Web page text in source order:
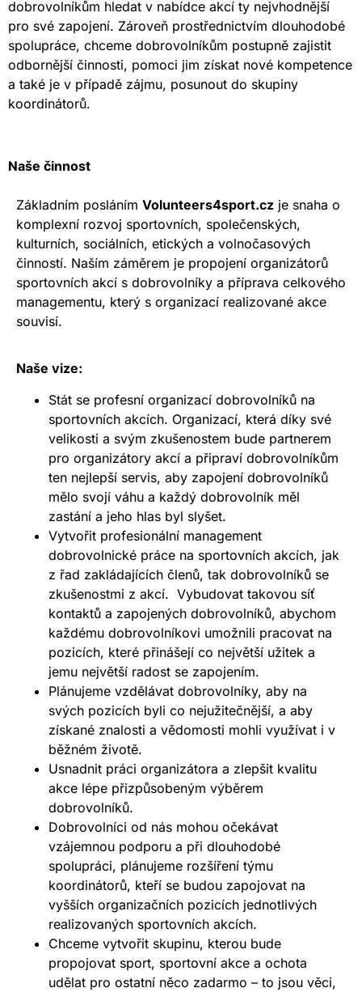
dobrovolníkům hledat v nabídce akcí ty nejvhodnější
pro své zapojení. Zároveň prostřednictvím dlouhodobé
spolupráce, chceme dobrovolníkům postupně zajistit
odbornější činnosti, pomoci jim získat nové kompetence
a také je v případě zájmu, posunout do skupiny
koordinátorů.
Naše činnost
Základním posláním Volunteers4sport.cz je snaha o
komplexní rozvoj sportovních, společenských,
kulturních, sociálních, etických a volnočasových
činností. Naším záměrem je propojení organizátorů
sportovních akcí s dobrovolníky a příprava celkového
managementu, který s organizací realizované akce
souvisí.
Naše vize:
Stát se profesní organizací dobrovolníků na
sportovních akcích. Organizací, která díky své
velikosti a svým zkušenostem bude partnerem
pro organizátory akcí a připraví dobrovolníkům
ten nejlepší servis, aby zapojení dobrovolníků
mělo svojí váhu a každý dobrovolník měl
zastání a jeho hlas byl slyšet.
Vytvořit profesionální management
dobrovolnické práce na sportovních akcích, jak
z řad zakládajících členů, tak dobrovolníků se
zkušenostmi z akcí. Vybudovat takovou síť
kontaktů a zapojených dobrovolníků, abychom
každému dobrovolníkovi umožnili pracovat na
pozicích, které přinášejí co největší užitek a
jemu největší radost se zapojením.
Plánujeme vzdělávat dobrovolníky, aby na
svých pozicích byli co nejužitečnější, a aby
získané znalosti a vědomosti mohli využívat i v
běžném životě.
Usnadnit práci organizátora a zlepšit kvalitu
akce lépe přizpůsobeným výběrem
dobrovolníků.
Dobrovolníci od nás mohou očekávat
vzájemnou podporu a při dlouhodobé
spolupráci, plánujeme rozšíření týmu
koordinátorů, kteří se budou zapojovat na
vyšších organizačních pozicích jednotlivých
realizovaných sportovních akcích.
Chceme vytvořit skupinu, kterou bude
propojovat sport, sportovní akce a ochota
udělat pro ostatní něco zadarmo – to jsou věci,